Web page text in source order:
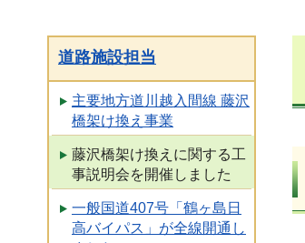
道路施設担当
主要地方道川越入間線 藤沢
橋架け換え事業
藤沢橋架け換えに関する工
事説明会を開催しました
一般国道407号「鶴ヶ島日
高バイパス」が全線開通し